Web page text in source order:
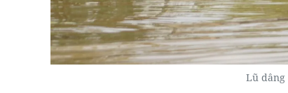
Lũ dâng